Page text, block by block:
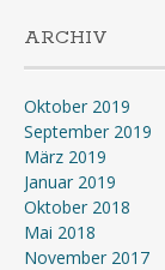
ARCHIV
Oktober 2019
September 2019
März 2019
Januar 2019
Oktober 2018
Mai 2018
November 2017